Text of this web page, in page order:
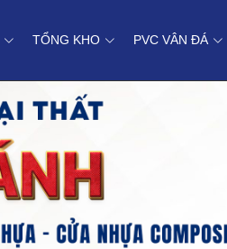
TỔNG KHO PVC VÂN ĐÁ